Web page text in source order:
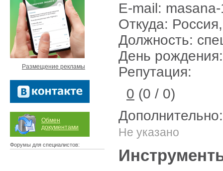
Размещение рекламы
Обмен
документами
Форумы для специалистов:
E-mail:
Откуда:
Должность:
День
Репутация:
0 (0 / 0)
Дополнительно:
Не указано